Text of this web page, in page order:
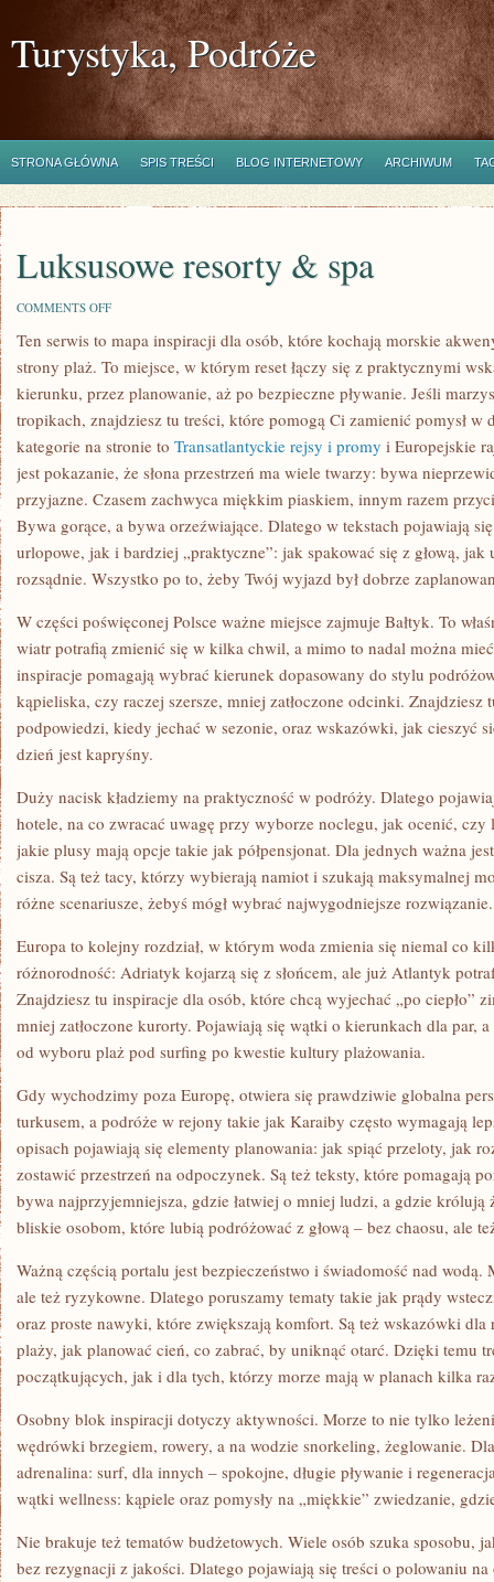
Turystyka, Podróże
STRONA GŁÓWNA SPIS TREŚCI BLOG INTERNETOWY ARCHIWUM
Luksusowe resorty & spa
COMMENTS OFFON
RESORTY
SPA
Ten serwis to mapa inspiracji dla osób, które kochają morskie
strony plaż. To miejsce, w którym reset łączy się z praktycznymi
kierunku, przez planowanie, aż po bezpieczne pływanie. Jeśli
tropikach, znajdziesz tu treści, które pomogą Ci zamienić pomysł w
kategorie na stronie to Transatlantyckie rejsy i promy i Europejskie
jest pokazanie, że słona przestrzeń ma wiele twarzy: bywa
przyjazne. Czasem zachwyca miękkim piaskiem, innym razem
Bywa gorące, a bywa orzeźwiające. Dlatego w tekstach pojawiają
urlopowe, jak i bardziej „praktyczne”: jak spakować się z głową,
rozsądnie. Wszystko po to, żeby Twój wyjazd był dobrze
W części poświęconej Polsce ważne miejsce zajmuje Bałtyk. To
wiatr potrafią zmienić się w kilka chwil, a mimo to nadal można
inspiracje pomagają wybrać kierunek dopasowany do stylu
kąpieliska, czy raczej szersze, mniej zatłoczone odcinki. Znajdziesz
podpowiedzi, kiedy jechać w sezonie, oraz wskazówki, jak cieszyć
dzień jest kapryśny.
Duży nacisk kładziemy na praktyczność w podróży. Dlatego
hotele, na co zwracać uwagę przy wyborze noclegu, jak ocenić, czy
jakie plusy mają opcje takie jak półpensjonat. Dla jednych ważna
cisza. Są też tacy, którzy wybierają namiot i szukają maksymalnej
różne scenariusze, żebyś mógł wybrać najwygodniejsze rozwiązanie.
Europa to kolejny rozdział, w którym woda zmienia się niemal co
różnorodność: Adriatyk kojarzą się z słońcem, ale już Atlantyk
Znajdziesz tu inspiracje dla osób, które chcą wyjechać „po ciepło”
mniej zatłoczone kurorty. Pojawiają się wątki o kierunkach dla par,
od wyboru plaż pod surfing po kwestie kultury plażowania.
Gdy wychodzimy poza Europę, otwiera się prawdziwie globalna
turkusem, a podróże w rejony takie jak Karaiby często wymagają
opisach pojawiają się elementy planowania: jak spiąć przeloty, jak
zostawić przestrzeń na odpoczynek. Są też teksty, które pomagają
bywa najprzyjemniejsza, gdzie łatwiej o mniej ludzi, a gdzie królują
bliskie osobom, które lubią podróżować z głową – bez chaosu, ale
Ważną częścią portalu jest bezpieczeństwo i świadomość nad
ale też ryzykowne. Dlatego poruszamy tematy takie jak prądy
oraz proste nawyki, które zwiększają komfort. Są też wskazówki
plaży, jak planować cień, co zabrać, by uniknąć otarć. Dzięki temu
początkujących, jak i dla tych, którzy morze mają w planach kilka
Osobny blok inspiracji dotyczy aktywności. Morze to nie tylko
wędrówki brzegiem, rowery, a na wodzie snorkeling, żeglowanie.
adrenalina: surf, dla innych – spokojne, długie pływanie i
wątki wellness: kąpiele oraz pomysły na „miękkie” zwiedzanie,
Nie brakuje też tematów budżetowych. Wiele osób szuka sposobu,
bez rezygnacji z jakości. Dlatego pojawiają się treści o polowaniu